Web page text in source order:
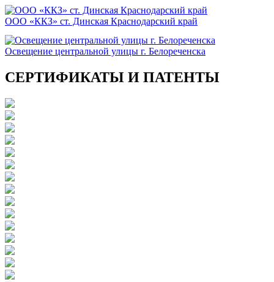
ООО «ККЗ» ст. Динская Краснодарский край
Освещение центральной улицы г. Белореченска
СЕРТИФИКАТЫ И ПАТЕНТЫ